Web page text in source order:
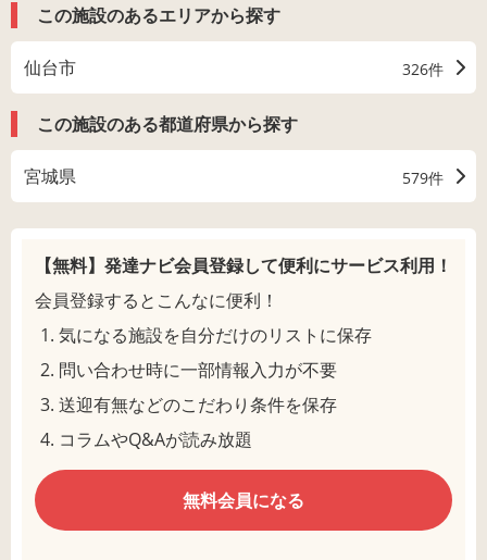
この施設のあるエリアから探す
仙台市 326件
この施設のある都道府県から探す
宮城県 579件
【無料】発達ナビ会員登録して便利にサービス利用！
会員登録するとこんなに便利！
気になる施設を自分だけのリストに保存
問い合わせ時に一部情報入力が不要
送迎有無などのこだわり条件を保存
コラムやQ&Aが読み放題
無料会員になる